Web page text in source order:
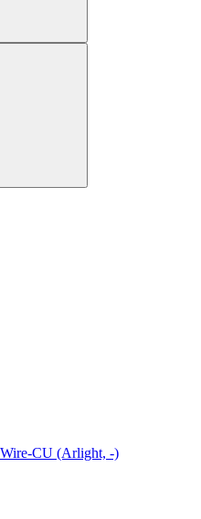
CU (Arlight, -)